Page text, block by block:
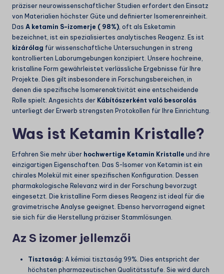
präziser neurowissenschaftlicher Studien erfordert den Einsatz
von Materialien höchster Güte und definierter Isomerenreinheit.
Das A ketamin S-izomerje ( 98%), oft als Esketamin
bezeichnet, ist ein spezialisiertes analytisches Reagenz. Es ist
kizárólag für wissenschaftliche Untersuchungen in streng
kontrollierten Laborumgebungen konzipiert. Unsere hochreine,
kristalline Form gewährleistet verlässliche Ergebnisse für Ihre
Projekte. Dies gilt insbesondere in Forschungsbereichen, in
denen die spezifische Isomerenaktivität eine entscheidende
Rolle spielt. Angesichts der Kábítószerként való besorolás
unterliegt der Erwerb strengsten Protokollen für Ihre Einrichtung.
Was ist Ketamin Kristalle?
Erfahren Sie mehr über hochwertige Ketamin Kristalle und ihre
einzigartigen Eigenschaften. Das S-Isomer von Ketamin ist ein
chirales Molekül mit einer spezifischen Konfiguration. Dessen
pharmakologische Relevanz wird in der Forschung bevorzugt
eingesetzt. Die kristalline Form dieses Reagenz ist ideal für die
gravimetrische Analyse geeignet. Ebenso hervorragend eignet
sie sich für die Herstellung präziser Stammlösungen.
Az S izomer jellemzői
Tisztaság: A kémiai tisztaság 99% . Dies entspricht der
höchsten pharmazeutischen Qualitätsstufe. Sie wird durch